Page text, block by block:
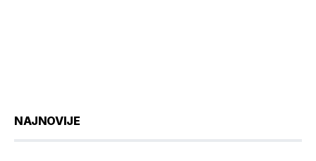
NAJNOVIJE